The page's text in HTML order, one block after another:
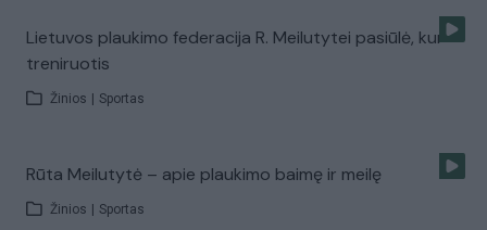
Lietuvos plaukimo federacija R. Meilutytei pasiūlė, kur
treniruotis
Žinios | Sportas
Rūta Meilutytė – apie plaukimo baimę ir meilę
Žinios | Sportas